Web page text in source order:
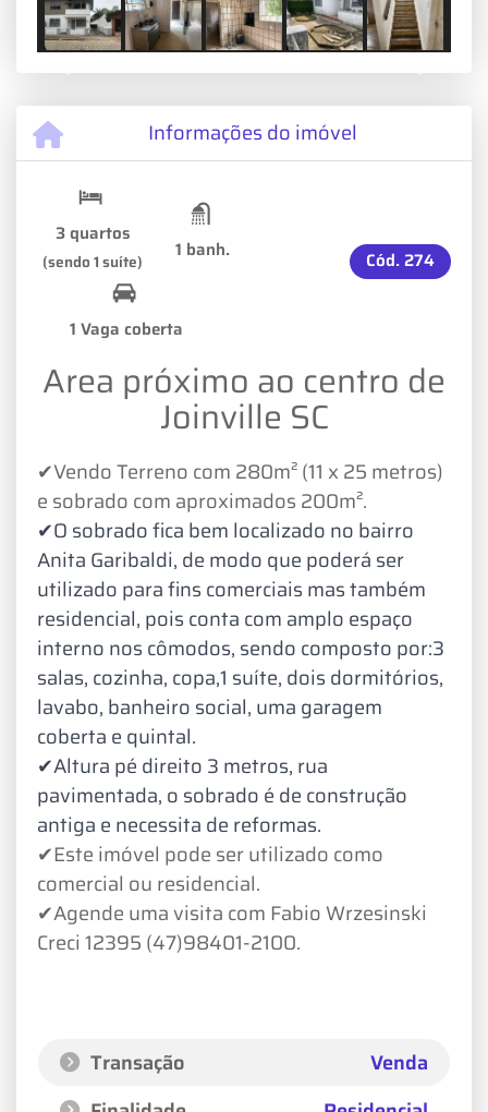
Previous Next
Informações do imóvel
3 quartos
(sendo 1 suíte) 1 banh.
1 Vaga coberta
Cód. 274
Area próximo ao centro de
Joinville SC
✔Vendo Terreno com 280m² (11 x 25 metros)
e sobrado com aproximados 200m².
✔O sobrado fica bem localizado no bairro
Anita Garibaldi, de modo que poderá ser
utilizado para fins comerciais mas também
residencial, pois conta com amplo espaço
interno nos cômodos, sendo composto por:3
salas, cozinha, copa,1 suíte, dois dormitórios,
lavabo, banheiro social, uma garagem
coberta e quintal.
✔Altura pé direito 3 metros, rua
pavimentada, o sobrado é de construção
antiga e necessita de reformas.
✔Este imóvel pode ser utilizado como
comercial ou residencial.
✔Agende uma visita com Fabio Wrzesinski
Creci 12395 (47)98401-2100.
Transação
Venda